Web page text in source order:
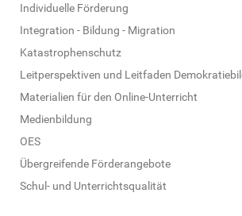
Individuelle Förderung
Integration - Bildung - Migration
Katastrophenschutz
Leitperspektiven und Leitfaden
Materialien für den Online-Unterricht
Medienbildung
OES
Übergreifende Förderangebote
Schul- und Unterrichtsqualität